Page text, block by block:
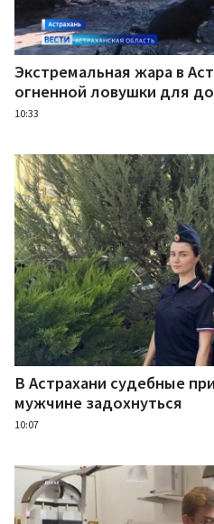
Экстремальная жара в
огненной ловушки для
10:33
В Астрахани судебные
мужчине задохнуться
10:07